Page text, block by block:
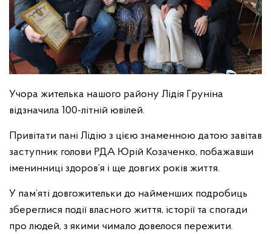
Учора жителька нашого району Лідія Груніна
відзначила 100-літній ювілей.
Привітати пані Лідію з цією знаменною датою завітав
заступник голови РДА Юрій Козаченко, побажавши
іменинниці здоров’я і ще довгих років життя.
У пам’яті довгожительки до найменших подробиць
збереглися події власного життя, історії та спогади
про людей, з якими чимало довелося пережити.